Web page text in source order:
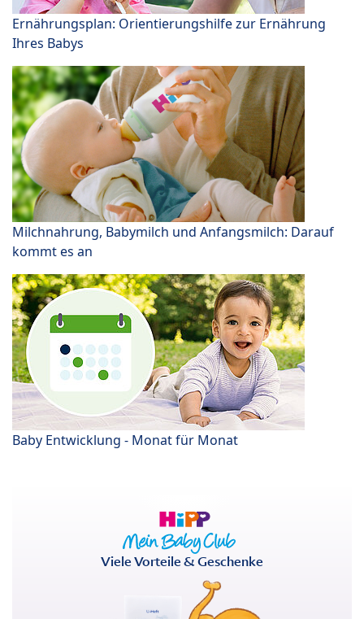
Ernährungsplan: Orientierungshilfe zur Ernährung
Ihres Babys
Milchnahrung, Babymilch und Anfangsmilch: Darauf
kommt es an
Baby Entwicklung - Monat für Monat
Viele Vorteile & Geschenke